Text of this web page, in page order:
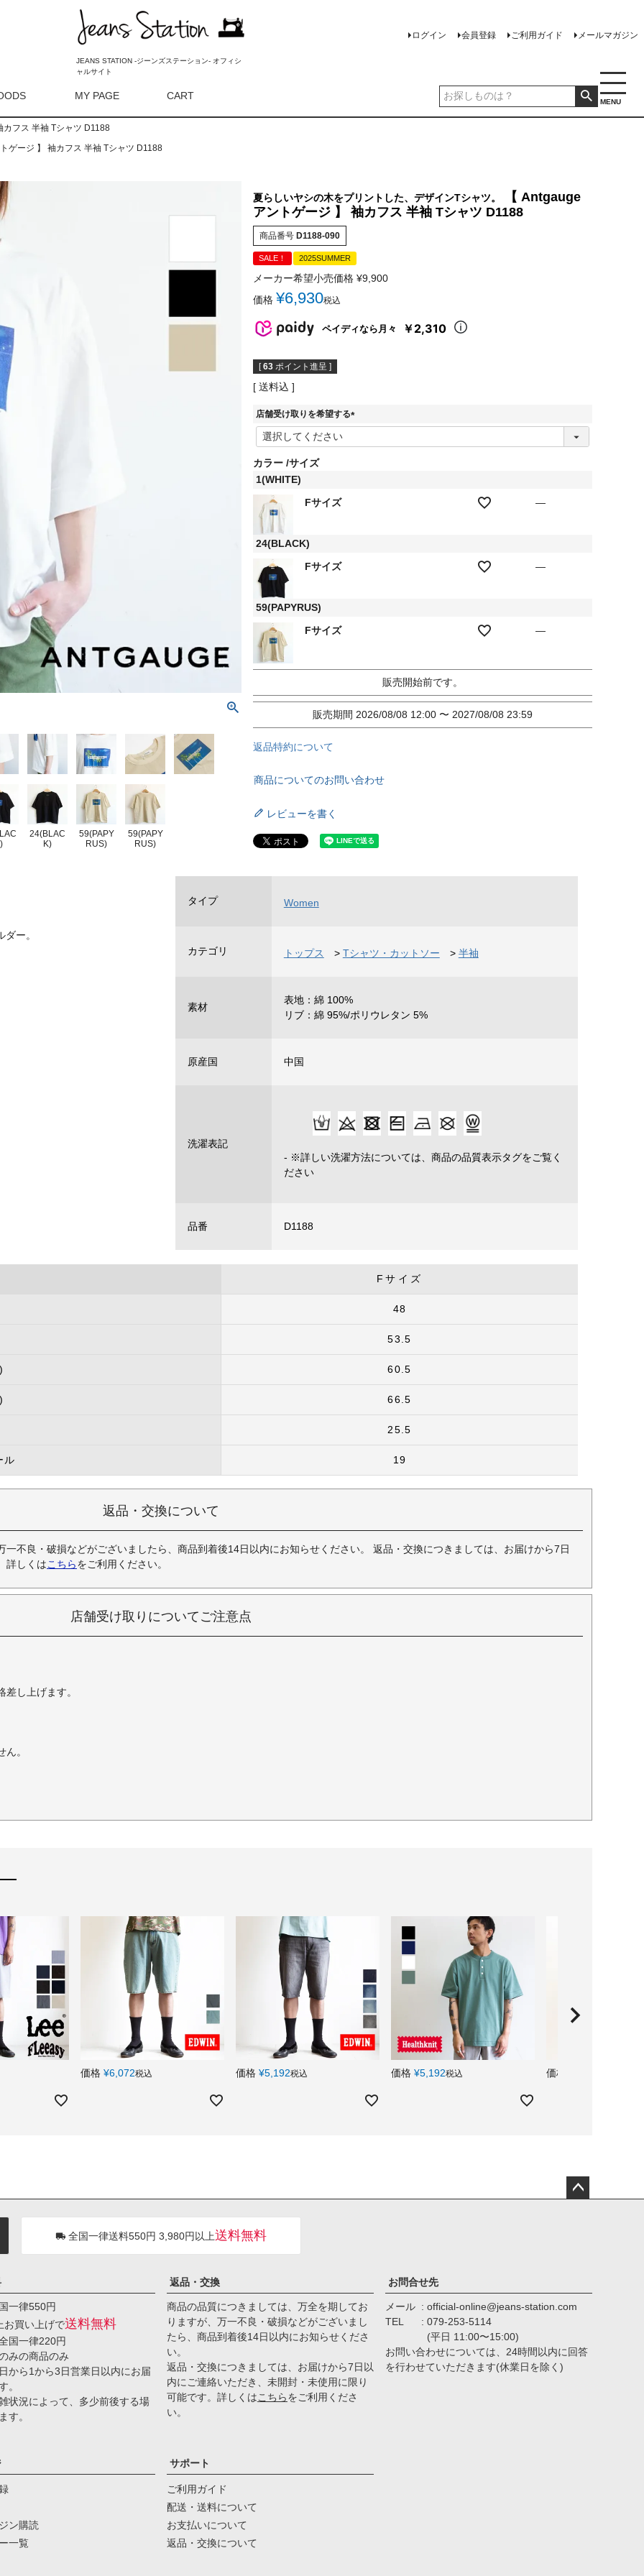
MENU
JEANS STATION -ジーンズステーション- オフィシ
ャルサイト
ログイン 会員登録 ご利用ガイド メールマガジン
MY PAGE CART
フス 半袖 Tシャツ D1188
ゲージ 】 袖カフス 半袖 Tシャツ D1188
24(BLAC
K)
59(PAPY
RUS)
59(PAPY
RUS)
夏らしいヤシの木をプリントした、デザインTシャツ。
【 Antgauge
アントゲージ 】 袖カフス 半袖 Tシャツ D1188
商品番号 D1188-090
SALE！ 2025SUMMER
メーカー希望小売価格 ¥9,900
価格 ¥6,930税込
ペイディなら月々 ￥2,310
[ 63 ポイント進呈 ]
送料込
店舗受け取りを希望する
(
カラー サイズ
1(WHITE)
Fサイズ
—
24(BLACK)
Fサイズ
—
59(PAPYRUS)
Fサイズ
—
販売開始前です。
販売期間 2026/08/08 12:00 〜 2027/08/08 23:59
返品特約について
商品についてのお問い合わせ
レビューを書く
ー。
タイプ Women
カテゴリ トップス > Tシャツ・カットソー > 半袖
素材
表地：綿 100%
リブ：綿 95%/ポリウレタン 5%
原産国 中国
洗濯表記
- ※詳しい洗濯方法については、商品の品質表示タグをご覧く
ださい
品番 D1188
Fサイズ
48
53.5
60.5
66.5
25.5
ル 19
返品・交換について
不良・破損などがございましたら、商品到着後14日以内にお知らせください。 返品・交換につきましては、お届けから7日
詳しくはこちらをご利用ください。
店舗受け取りについてご注意点
し上げます。
。
価格 ¥6,072税込 価格 ¥5,192税込 価格 ¥5,192税込 価格
全国一律送料550円 3,980円以上送料無料
一律550円
お買い上げで送料無料
国一律220円
みの商品のみ
から1から3日営業日以内にお届
。
状況によって、多少前後する場
す。
返品・交換
商品の品質につきましては、万全を期してお
りますが、万一不良・破損などがございまし
たら、商品到着後14日以内にお知らせくださ
い。
返品・交換につきましては、お届けから7日以
内にご連絡いただき、未開封・未使用に限り
可能です。詳しくはこちらをご利用くださ
い。
お問合せ先
メール
official-online@jeans-station.com
TEL
079-253-5114
(平日 11:00〜15:00)
お問い合わせについては、24時間以内に回答
を行わせていただきます(休業日を除く)
ン購読
一覧
サポート
ご利用ガイド
配送・送料について
お支払いについて
返品・交換について